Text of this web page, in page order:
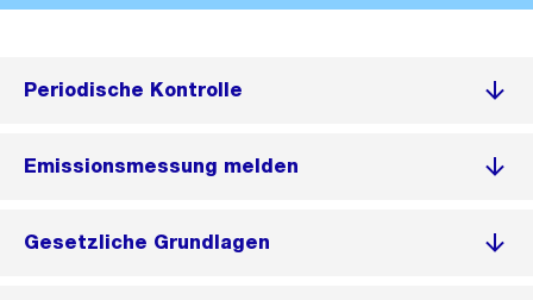
Periodische Kontrolle
Emissionsmessung melden
Gesetzliche Grundlagen